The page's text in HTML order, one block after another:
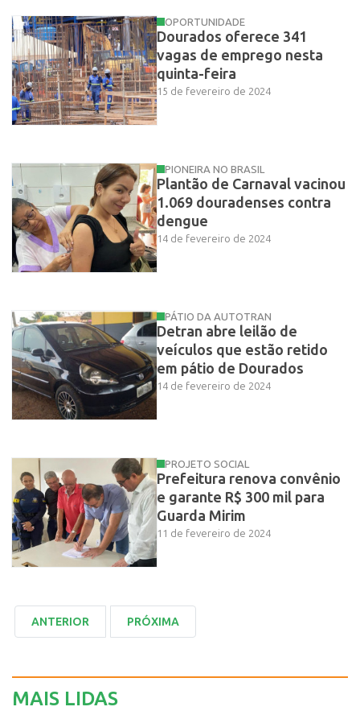
OPORTUNIDADE
Dourados oferece 341
vagas de emprego nesta
quinta-feira
15 de fevereiro de 2024
PIONEIRA NO BRASIL
Plantão de Carnaval vacinou
1.069 douradenses contra
dengue
14 de fevereiro de 2024
PÁTIO DA AUTOTRAN
Detran abre leilão de
veículos que estão retido
em pátio de Dourados
14 de fevereiro de 2024
PROJETO SOCIAL
Prefeitura renova convênio
e garante R$ 300 mil para
Guarda Mirim
11 de fevereiro de 2024
MAIS LIDAS